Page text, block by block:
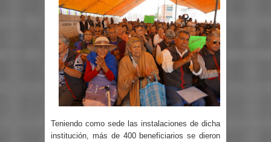
Teniendo como sede las instalaciones de dicha
institución, más de 400 beneficiarios se dieron